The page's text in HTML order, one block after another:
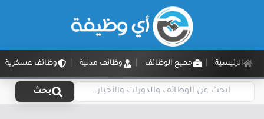
الرئيسية جميع الوظائف وظائف مدنية وظائف عسكرية
بحث